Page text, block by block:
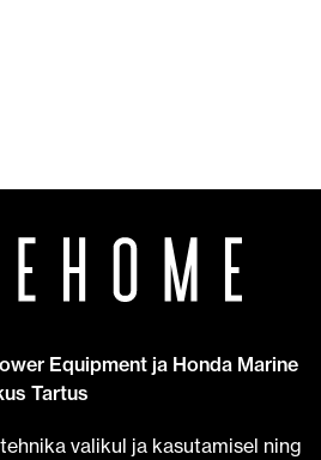
Equipment ja Honda Marine
Tartus
valikul ja kasutamisel ning